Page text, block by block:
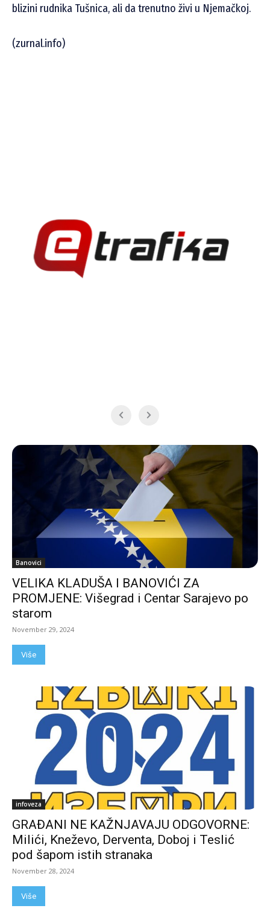
blizini rudnika Tušnica, ali da trenutno živi u Njemačkoj.
(zurnal.info)
Banovici
VELIKA KLADUŠA I BANOVIĆI ZA
PROMJENE: Višegrad i Centar Sarajevo po
starom
November 29, 2024
Više
infoveza
GRAĐANI NE KAŽNJAVAJU ODGOVORNE:
Milići, Kneževo, Derventa, Doboj i Teslić
pod šapom istih stranaka
November 28, 2024
Više